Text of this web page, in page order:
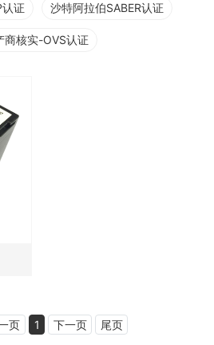
证 沙特阿拉伯SABER认证
商核实-OVS认证
页 1 下一页 尾页